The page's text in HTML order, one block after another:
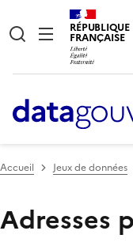
RÉPUBLIQUE
FRANÇAISE
Accueil Jeux de données
Adresses